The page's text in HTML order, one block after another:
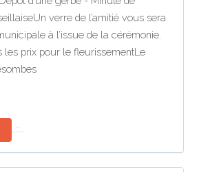
verre de l’amitié vous sera
à l’issue de la cérémonie.
les prix pour le fleurissementLe
..::..